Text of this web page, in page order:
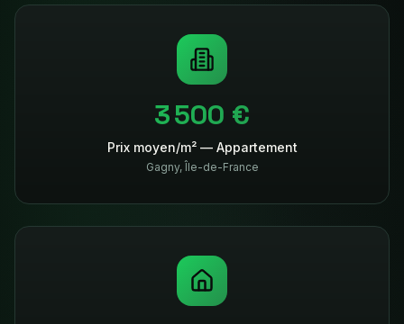
3 500 €
Prix moyen/m² — Appartement
Gagny, Île-de-France